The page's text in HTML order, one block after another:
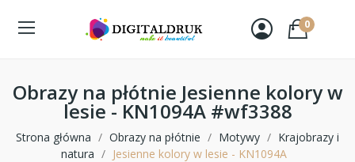
0
Obrazy na płótnie Jesienne kolory w
lesie - KN1094A #wf3388
Strona główna Obrazy na płótnie Motywy
Krajobrazy i
natura
Jesienne kolory w lesie - KN1094A